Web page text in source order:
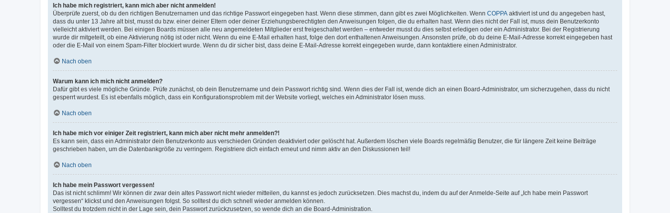
Ich habe mich registriert, kann mich aber nicht anmelden!
Überprüfe zuerst, ob du den richtigen Benutzernamen und das richtige Passwort eingegeben hast. Wenn diese stimmen, dann gibt es zwei Möglichkeiten. Wenn COPPA aktiviert ist und du angegeben hast,
dass du unter 13 Jahre alt bist, musst du bzw. einer deiner Eltern oder deiner Erziehungsberechtigten den Anweisungen folgen, die du erhalten hast. Wenn dies nicht der Fall ist, muss dein Benutzerkonto
vielleicht aktiviert werden. Bei einigen Boards müssen alle neu angemeldeten Mitglieder erst freigeschaltet werden – entweder musst du dies selbst erledigen oder ein Administrator. Bei der Registrierung
wurde dir mitgeteilt, ob eine Aktivierung nötig ist oder nicht. Wenn du eine E-Mail erhalten hast, folge den dort enthaltenen Anweisungen. Ansonsten prüfe, ob du deine E-Mail-Adresse korrekt eingegeben hast
oder die E-Mail von einem Spam-Filter blockiert wurde. Wenn du dir sicher bist, dass deine E-Mail-Adresse korrekt eingegeben wurde, dann kontaktiere einen Administrator.
Nach oben
Warum kann ich mich nicht anmelden?
Dafür gibt es viele mögliche Gründe. Prüfe zunächst, ob dein Benutzername und dein Passwort richtig sind. Wenn dies der Fall ist, wende dich an einen Board-Administrator, um sicherzugehen, dass du nicht
gesperrt wurdest. Es ist ebenfalls möglich, dass ein Konfigurationsproblem mit der Website vorliegt, welches ein Administrator lösen muss.
Nach oben
Ich habe mich vor einiger Zeit registriert, kann mich aber nicht mehr anmelden?!
Es kann sein, dass ein Administrator dein Benutzerkonto aus verschieden Gründen deaktiviert oder gelöscht hat. Außerdem löschen viele Boards regelmäßig Benutzer, die für längere Zeit keine Beiträge
geschrieben haben, um die Datenbankgröße zu verringern. Registriere dich einfach erneut und nimm aktiv an den Diskussionen teil!
Nach oben
Ich habe mein Passwort vergessen!
Das ist nicht schlimm! Wir können dir zwar dein altes Passwort nicht wieder mitteilen, du kannst es jedoch zurücksetzen. Dies machst du, indem du auf der Anmelde-Seite auf „Ich habe mein Passwort
vergessen“ klickst und den Anweisungen folgst. So solltest du dich schnell wieder anmelden können.
Solltest du trotzdem nicht in der Lage sein, dein Passwort zurückzusetzen, so wende dich an die Board-Administration.